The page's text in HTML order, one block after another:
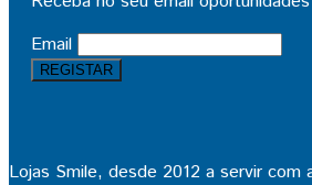
Email
Lojas Smile, desde 2012 a servir com